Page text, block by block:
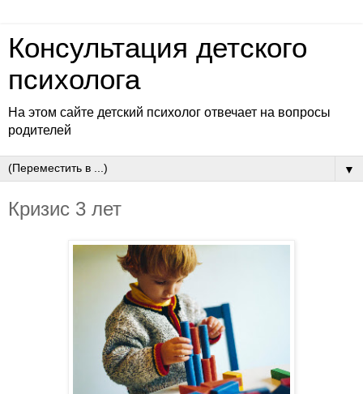
Консультация детского
психолога
На этом сайте детский психолог отвечает на вопросы
родителей
▼
Кризис 3 лет